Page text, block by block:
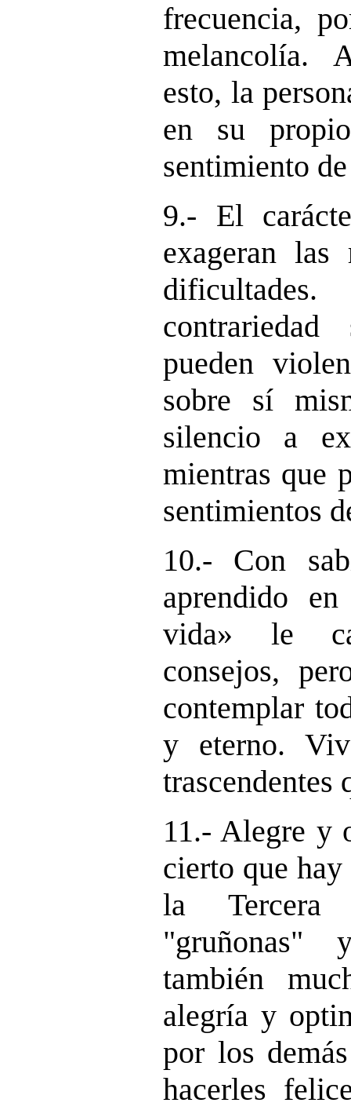
frecuencia,
melancolía.
esto, la
en su
sentimiento
9.- El
exageran las
pueden
sobre sí
silencio a
mientras que
sentimientos
10.- Con
aprendido
vida» le
consejos,
contemplar
y eterno.
trascendentes
11.- Alegre y
cierto que hay
la
"gruñonas"
también
alegría y
por los
hacerles